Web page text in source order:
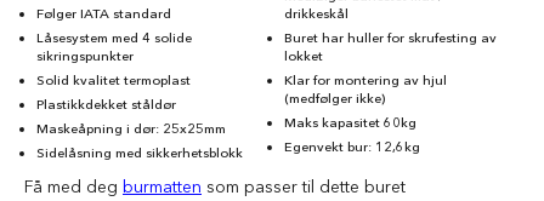
G
o
d
b
i
t
e
t
Følger IATA standard
Låsesystem med 4 solide
sikringspunkter
Solid kvalitet termoplast
Plastikkdekket ståldør
Maskeåpning i dør: 25x25mm
Sidelåsning med sikkerhetsblokk
drikkeskål
Buret har huller for skrufesting av
lokket
Klar for montering av hjul
(medfølger ikke)
Maks kapasitet 60kg
Egenvekt bur: 12,6kg
Få med deg burmatten som passer til dette buret